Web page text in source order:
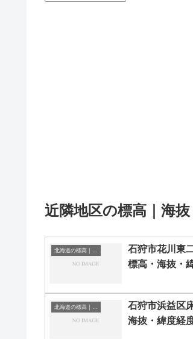
近隣地区の標高｜海抜
石狩市花川東
標高・海抜・
石狩市浜益区
海抜・緯度経